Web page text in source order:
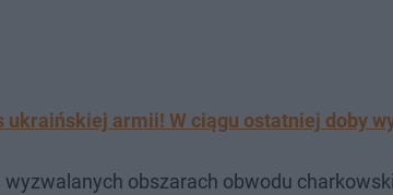
ukraińskiej armii! W ciągu ostatniej doby
wyzwalanych obszarach obwodu